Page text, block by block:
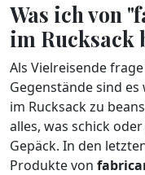
Was ich von
im Rucksack
Als Vielreisende
Gegenstände sind
im Rucksack zu
alles, was schick
Gepäck. In den
Produkte von